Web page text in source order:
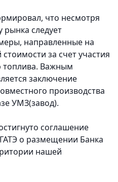
что несмотря
следует
направленные на
за счет участия
топлива. Важным
заключение
производства
УМЗ(завод).
соглашение
о размещении Банка
нашей